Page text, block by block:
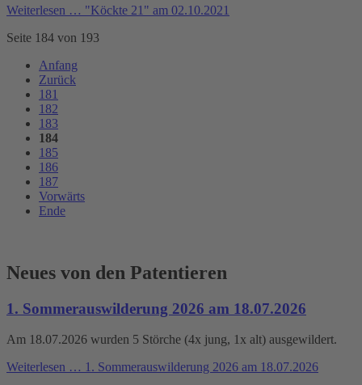
Weiterlesen … "Köckte 21" am 02.10.2021
Seite 184 von 193
Anfang
Zurück
181
182
183
184
185
186
187
Vorwärts
Ende
Neues von den Patentieren
1. Sommerauswilderung 2026 am 18.07.2026
Am 18.07.2026 wurden 5 Störche (4x jung, 1x alt) ausgewildert.
Weiterlesen … 1. Sommerauswilderung 2026 am 18.07.2026